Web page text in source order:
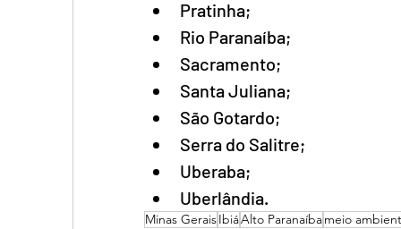
Pratinha;
Rio Paranaíba;
Sacramento;
Santa Juliana;
São Gotardo;
Serra do Salitre;
Uberaba;
Uberlândia.
Minas GeraisIbiáAlto Paranaíbameio